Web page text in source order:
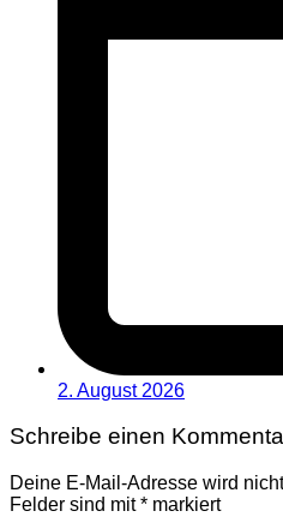
2. August 2026
Schreibe einen
Deine E-Mail-Adresse wird
Felder sind mit* markiert